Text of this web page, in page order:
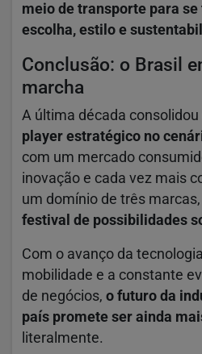
meio de transporte para
escolha, estilo e
Conclusão: o Brasil
marcha
A última década
player estratégico no
com um mercado
inovação e cada vez mais
um domínio de três
festival de possibilidades
Com o avanço da
mobilidade e a constante
de negócios, o futuro da
país promete ser ainda
literalmente.